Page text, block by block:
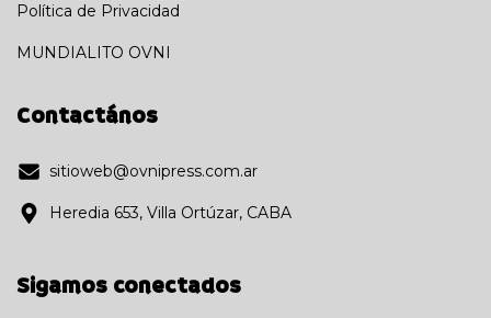
Política de Privacidad
MUNDIALITO OVNI
Contactános
sitioweb@ovnipress.com.ar
Heredia 653, Villa Ortúzar, CABA
Sigamos conectados